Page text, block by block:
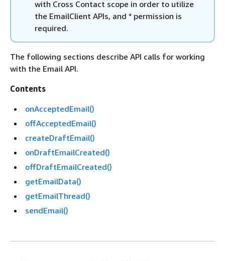
with Cross Contact scope in order to utilize
the EmailClient APIs, and * permission is
required.
The following sections describe API calls for working
with the Email API.
Contents
onAcceptedEmail()
offAcceptedEmail()
createDraftEmail()
onDraftEmailCreated()
offDraftEmailCreated()
getEmailData()
getEmailThread()
sendEmail()